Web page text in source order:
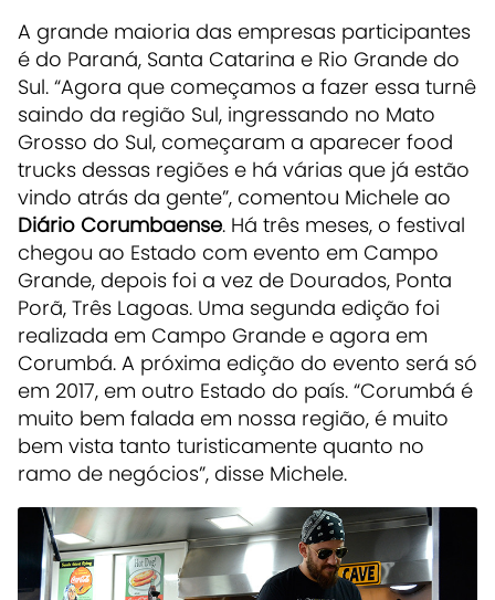
A grande maioria das empresas participantes
é do Paraná, Santa Catarina e Rio Grande do
Sul. “Agora que começamos a fazer essa turnê
saindo da região Sul, ingressando no Mato
Grosso do Sul, começaram a aparecer food
trucks dessas regiões e há várias que já estão
vindo atrás da gente”, comentou Michele ao
Diário Corumbaense. Há três meses, o festival
chegou ao Estado com evento em Campo
Grande, depois foi a vez de Dourados, Ponta
Porã, Três Lagoas. Uma segunda edição foi
realizada em Campo Grande e agora em
Corumbá. A próxima edição do evento será só
em 2017, em outro Estado do país. “Corumbá é
muito bem falada em nossa região, é muito
bem vista tanto turisticamente quanto no
ramo de negócios”, disse Michele.